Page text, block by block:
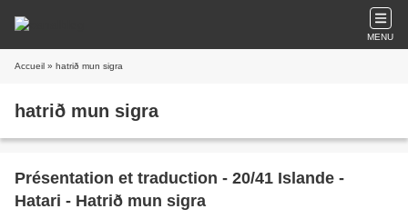
MENU
Accueil » hatrið mun sigra
hatrið mun sigra
Présentation et traduction - 20/41 Islande -
Hatari - Hatrið mun sigra